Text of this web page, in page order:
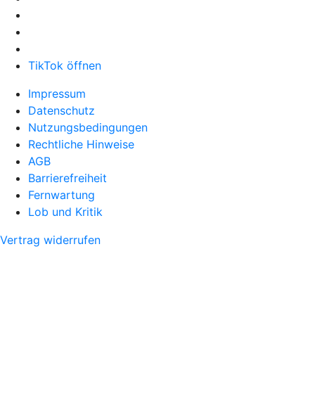
TikTok öffnen
Impressum
Datenschutz
Nutzungsbedingungen
Rechtliche Hinweise
AGB
Barrierefreiheit
Fernwartung
Lob und Kritik
Vertrag widerrufen